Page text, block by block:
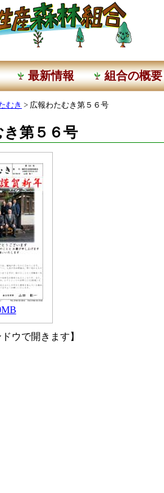
最新情報 組合の概要
むき > 広報わたむき第５６号
第５６号
ウで開きます】